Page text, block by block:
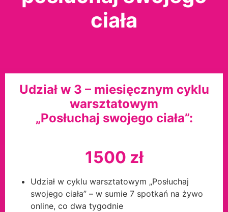
ciała
Udział w 3 – miesięcznym cyklu
warsztatowym
„Posłuchaj swojego ciała”:
1500 zł
Udział w cyklu warsztatowym „Posłuchaj
swojego ciała” – w sumie 7 spotkań na żywo
online, co dwa tygodnie